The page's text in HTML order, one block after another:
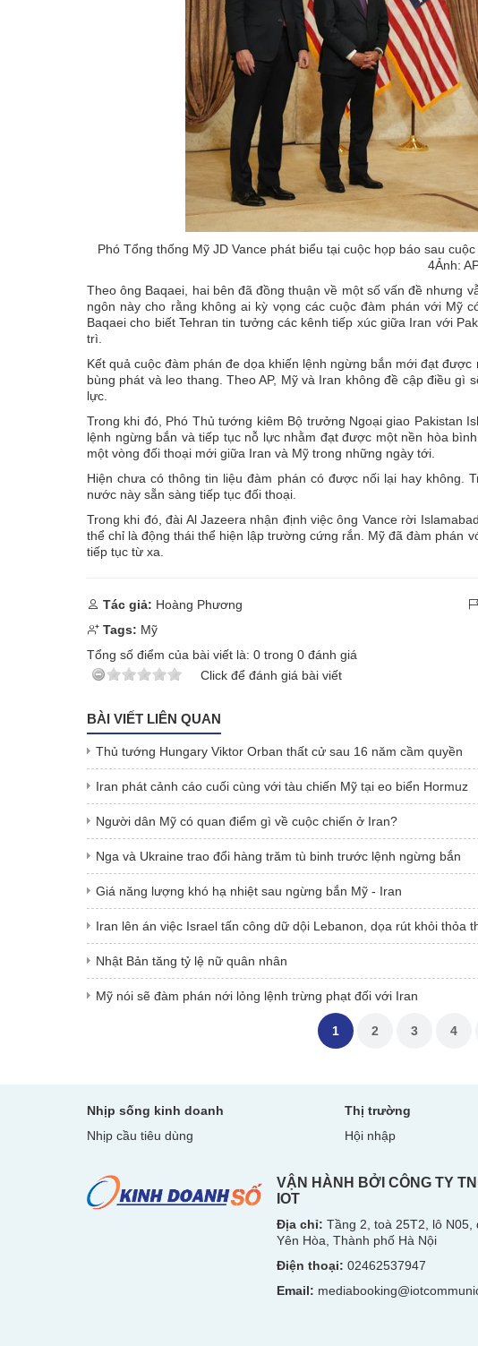
Phó Tổng thống Mỹ JD Vance phát biểu tại cuộc họp báo sau
4Ảnh:
Theo ông Baqaei, hai bên đã đồng thuận về một số vấn đề nhưng
ngôn này cho rằng không ai kỳ vọng các cuộc đàm phán với Mỹ
Baqaei cho biết Tehran tin tưởng các kênh tiếp xúc giữa Iran với
trì.
Kết quả cuộc đàm phán đe dọa khiến lệnh ngừng bắn mới đạt
bùng phát và leo thang. Theo AP, Mỹ và Iran không đề cập điều
lực.
Trong khi đó, Phó Thủ tướng kiêm Bộ trưởng Ngoại giao Pakistan
lệnh ngừng bắn và tiếp tục nỗ lực nhằm đạt được một nền hòa
một vòng đối thoại mới giữa Iran và Mỹ trong những ngày tới.
Hiện chưa có thông tin liệu đàm phán có được nối lại hay không.
nước này sẵn sàng tiếp tục đối thoại.
Trong khi đó, đài Al Jazeera nhận định việc ông Vance rời
thể chỉ là động thái thể hiện lập trường cứng rắn. Mỹ đã đàm phán
tiếp tục từ xa.
Tác giả: Hoàng Phương
Tags: Mỹ
Tổng số điểm của bài viết là: 0 trong 0 đánh giá
Click để đánh giá bài viết
BÀI VIẾT LIÊN QUAN
Thủ tướng Hungary Viktor Orban thất cử sau 16 năm cầm quyền
Iran phát cảnh cáo cuối cùng với tàu chiến Mỹ tại eo biển Hormuz
Người dân Mỹ có quan điểm gì về cuộc chiến ở Iran?
Nga và Ukraine trao đổi hàng trăm tù binh trước lệnh ngừng bắn
Giá năng lượng khó hạ nhiệt sau ngừng bắn Mỹ - Iran
Iran lên án việc Israel tấn công dữ dội Lebanon, dọa rút khỏi thỏa
Nhật Bản tăng tỷ lệ nữ quân nhân
Mỹ nói sẽ đàm phán nới lỏng lệnh trừng phạt đối với Iran
1 2 3 4
Nhịp sống kinh doanh Thị trường
Nhịp cầu tiêu dùng
Hội nhập
VẬN HÀNH BỞI CÔNG TY
IOT
Địa chỉ: Tầng 2, toà 25T2, lô
Yên Hòa, Thành phố Hà Nội
Điện thoại: 02462537947
Email: